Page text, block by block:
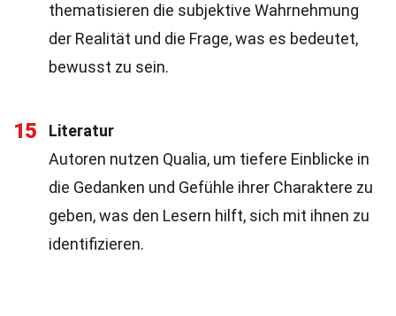
thematisieren die subjektive Wahrnehmung
der Realität und die Frage, was es bedeutet,
bewusst zu sein.
15
Literatur
Autoren nutzen Qualia, um tiefere Einblicke in
die Gedanken und Gefühle ihrer Charaktere zu
geben, was den Lesern hilft, sich mit ihnen zu
identifizieren.